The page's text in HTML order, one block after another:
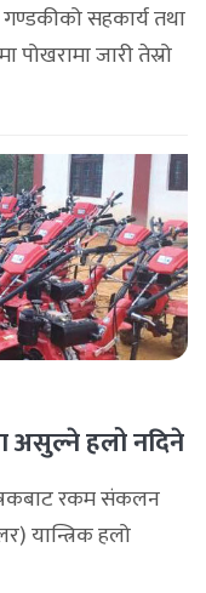
सहकार्य तथा
जारी तेस्रो
अन्तर्गत शनिबार
असुल्ने हलो नदिने
रकम संकलन
यान्त्रिक हलो
कृषकहरु चिन्तित